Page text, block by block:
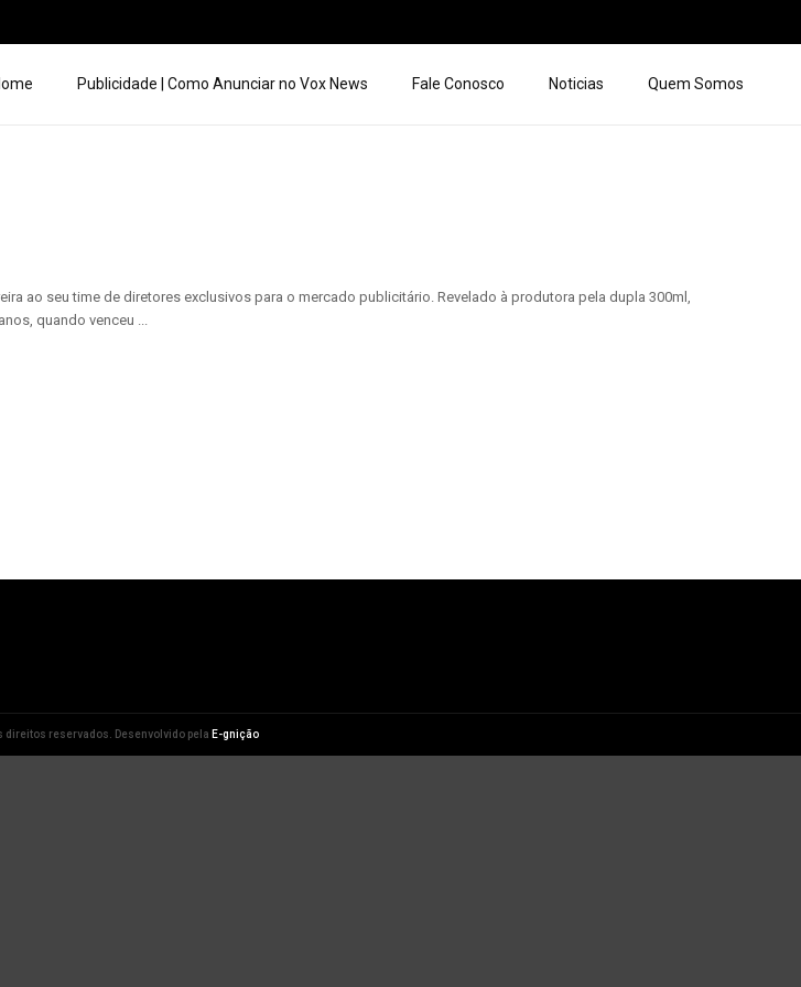
Publicidade | Como Anunciar no Vox News Fale Conosco Noticias Quem Somos
ao seu time de diretores exclusivos para o mercado publicitário. Revelado à produtora pela dupla 300ml,
quando venceu ...
direitos reservados. Desenvolvido pela E-gnição